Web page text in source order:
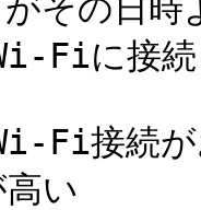
その日
Fiに接続
Fi接続が
高い